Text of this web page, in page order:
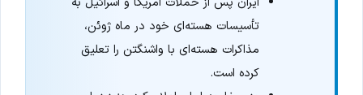
تأسیسات هسته‌ای خود در ماه ژوئن،
مذاکرات هسته‌ای با واشنگتن را تعلیق
کرده است.